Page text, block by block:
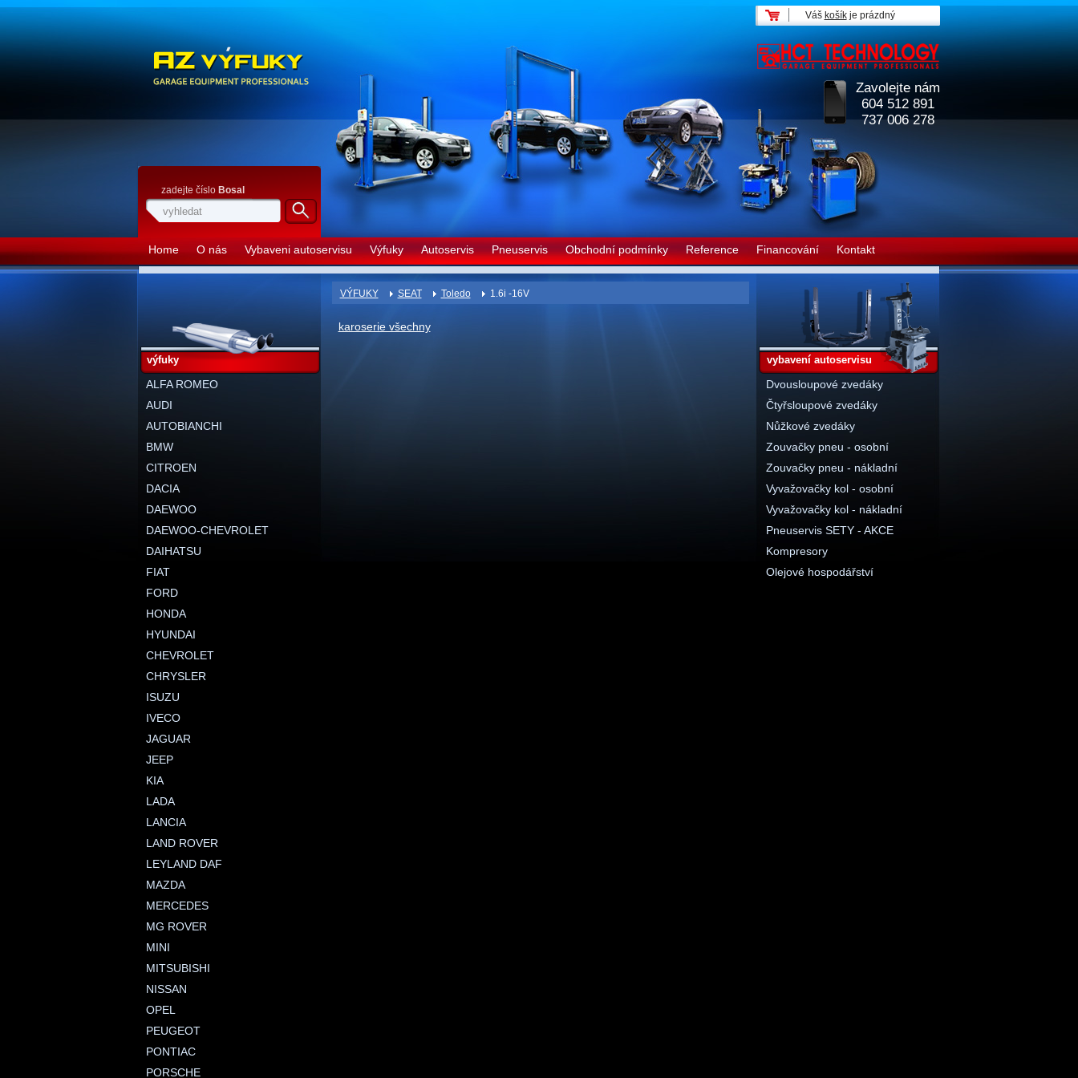
Home O nás Vybaveni autoservisu Výfuky Autoservis Pneuservis Obchodní podmínky Reference Financování Kontakt
Zavolejte nám
604 512 891
737 006 278
zadejte číslo Bosal
Váš košíkje prázdný
VÝFUKY SEAT Toledo 1.6i -16V
karoserie všechny
vybavení autoservisu
Dvousloupové zvedáky
Čtyřsloupové zvedáky
Nůžkové zvedáky
Zouvačky pneu - osobní
Zouvačky pneu - nákladní
Vyvažovačky kol - osobní
Vyvažovačky kol - nákladní
Pneuservis SETY - AKCE
Kompresory
Olejové hospodářství
výfuky
ALFA ROMEO
AUDI
AUTOBIANCHI
BMW
CITROEN
DACIA
DAEWOO
DAEWOO-CHEVROLET
DAIHATSU
FIAT
FORD
HONDA
HYUNDAI
CHEVROLET
CHRYSLER
ISUZU
IVECO
JAGUAR
JEEP
KIA
LADA
LANCIA
LAND ROVER
LEYLAND DAF
MAZDA
MERCEDES
MG ROVER
MINI
MITSUBISHI
NISSAN
OPEL
PEUGEOT
PONTIAC
PORSCHE